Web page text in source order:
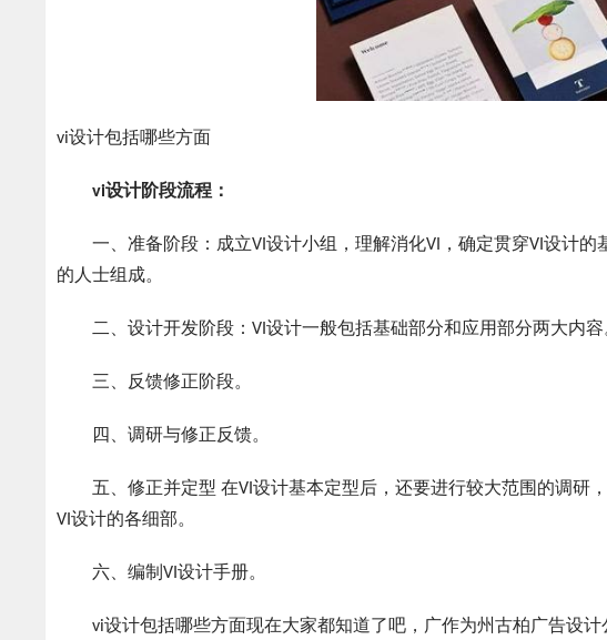
vi设计包括哪些方面
vi设计阶段流程：
一、准备阶段：成立VI设计小组，理解消化VI，确定贯穿VI设计的
的人士组成。
二、设计开发阶段：VI设计一般包括基础部分和应用部分两大内容
三、反馈修正阶段。
四、调研与修正反馈。
五、修正并定型 在VI设计基本定型后，还要进行较大范围的调研
VI设计的各细部。
六、编制VI设计手册。
vi设计包括哪些方面现在大家都知道了吧，广作为州古柏广告设计